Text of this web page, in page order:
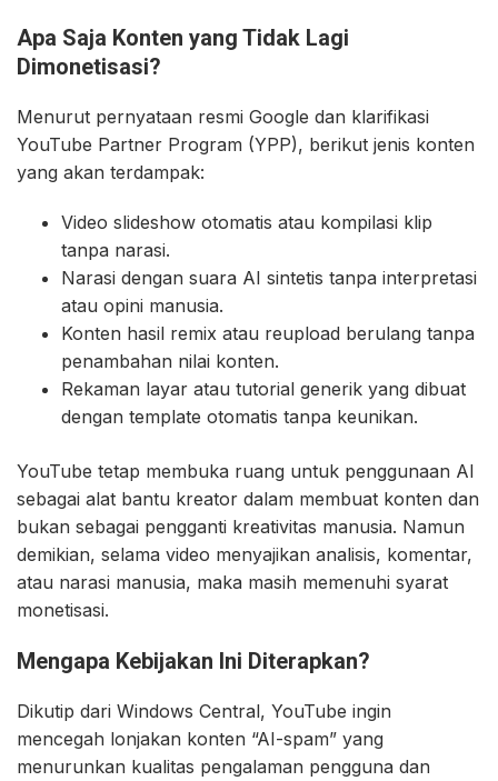
Apa Saja Konten yang Tidak Lagi
Dimonetisasi?
Menurut pernyataan resmi Google dan klarifikasi
YouTube Partner Program (YPP), berikut jenis konten
yang akan terdampak:
Video slideshow otomatis atau kompilasi klip
tanpa narasi.
Narasi dengan suara AI sintetis tanpa interpretasi
atau opini manusia.
Konten hasil remix atau reupload berulang tanpa
penambahan nilai konten.
Rekaman layar atau tutorial generik yang dibuat
dengan template otomatis tanpa keunikan.
YouTube tetap membuka ruang untuk penggunaan AI
sebagai alat bantu kreator dalam membuat konten dan
bukan sebagai pengganti kreativitas manusia. Namun
demikian, selama video menyajikan analisis, komentar,
atau narasi manusia, maka masih memenuhi syarat
monetisasi.
Mengapa Kebijakan Ini Diterapkan?
Dikutip dari Windows Central, YouTube ingin
mencegah lonjakan konten “AI-spam” yang
menurunkan kualitas pengalaman pengguna dan